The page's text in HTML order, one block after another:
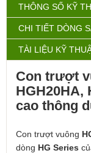
THÔNG SỐ KỸ
CHI TIẾT DÒNG
TÀI LIỆU KỸ
Con trượt
HGH20HA,
cao thông
Con trượt vuông
dòng HG Series